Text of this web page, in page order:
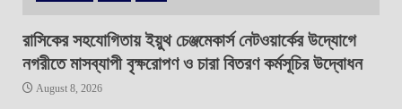
রাসিকের সহযোগিতায় ইয়ুথ চেঞ্জমেকার্স নেটওয়ার্কের উদ্যোগে
নগরীতে মাসব্যাপী বৃক্ষরোপণ ও চারা বিতরণ কর্মসূচির উদ্বোধন
August 8, 2026